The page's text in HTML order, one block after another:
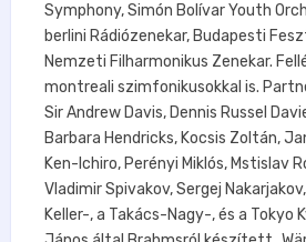
Symphony, Simón Bolívar Youth
berlini Rádiózenekar, Budapesti
Nemzeti Filharmonikus Zenekar.
montreali szimfonikusokkal is.
Sir Andrew Davis, Dennis Russel
Barbara Hendricks, Kocsis Zoltán,
Ken-Ichiro, Perényi Miklós, Mstislav
Vladimir Spivakov, Sergej
Keller-, a Takács-Nagy-, és a Tokyo